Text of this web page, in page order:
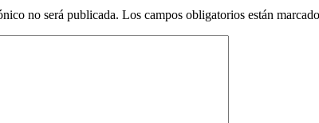
no será publicada. Los campos obligatorios están